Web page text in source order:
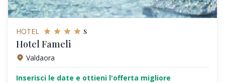
HOTEL s
Hotel Fameli
Valdaora
Inserisci le date e ottieni l'offerta migliore